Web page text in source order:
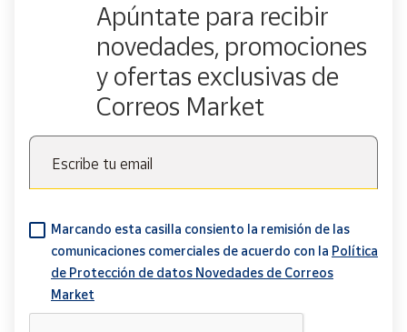
Apúntate para recibir
novedades, promociones
y ofertas exclusivas de
Correos Market
Escribe tu email
Marcando esta casilla consiento la remisión de las
comunicaciones comerciales de acuerdo con la Política
de Protección de datos Novedades de Correos
Market